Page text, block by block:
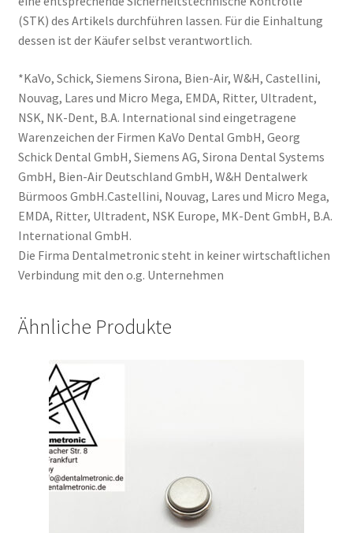
(STK) des Artikels durchführen lassen. Für die Einhaltung
dessen ist der Käufer selbst verantwortlich.
*KaVo, Schick, Siemens Sirona, Bien-Air, W&H, Castellini,
Nouvag, Lares und Micro Mega, EMDA, Ritter, Ultradent,
NSK, NK-Dent, B.A. International sind eingetragene
Warenzeichen der Firmen KaVo Dental GmbH, Georg
Schick Dental GmbH, Siemens AG, Sirona Dental Systems
GmbH, Bien-Air Deutschland GmbH, W&H Dentalwerk
Bürmoos GmbH.Castellini, Nouvag, Lares und Micro Mega,
EMDA, Ritter, Ultradent, NSK Europe, MK-Dent GmbH, B.A.
International GmbH.
Die Firma Dentalmetronic steht in keiner wirtschaftlichen
Verbindung mit den o.g. Unternehmen
Ähnliche Produkte